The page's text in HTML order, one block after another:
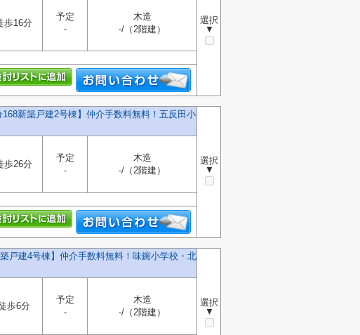
選択
▼
歩16分
予定
-
木造
-/（2階建）
168新築戸建2号棟】仲介手数料無料！五反田小
選択
▼
歩26分
予定
-
木造
-/（2階建）
戸建4号棟】仲介手数料無料！味鋺小学校・北
選択
▼
歩6分
予定
-
木造
-/（2階建）